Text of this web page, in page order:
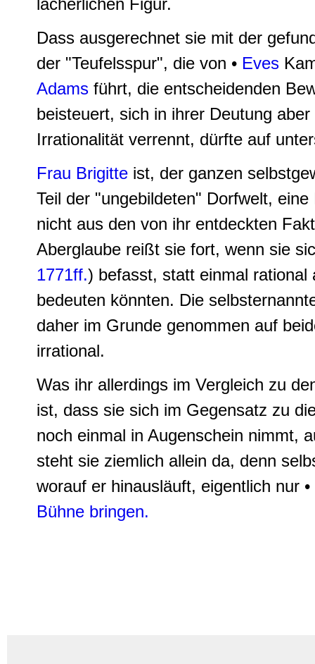
lächerlichen Figur.
Dass ausgerechnet sie mit der
der "Teufelsspur", die von • Eves
Adams führt, die entscheidenden
beisteuert, sich in ihrer Deutung
Irrationalität verrennt, dürfte auf
Frau Brigitte ist, der ganzen
Teil der "ungebildeten" Dorfwelt,
nicht aus den von ihr entdeckten
Aberglaube reißt sie fort, wenn sie
1771ff.) befasst, statt einmal rational
bedeuten könnten. Die
daher im Grunde genommen auf
irrational.
Was ihr allerdings im Vergleich zu
ist, dass sie sich im Gegensatz zu
noch einmal in Augenschein nimmt,
steht sie ziemlich allein da, denn
worauf er hinausläuft, eigentlich nur •
Bühne bringen.